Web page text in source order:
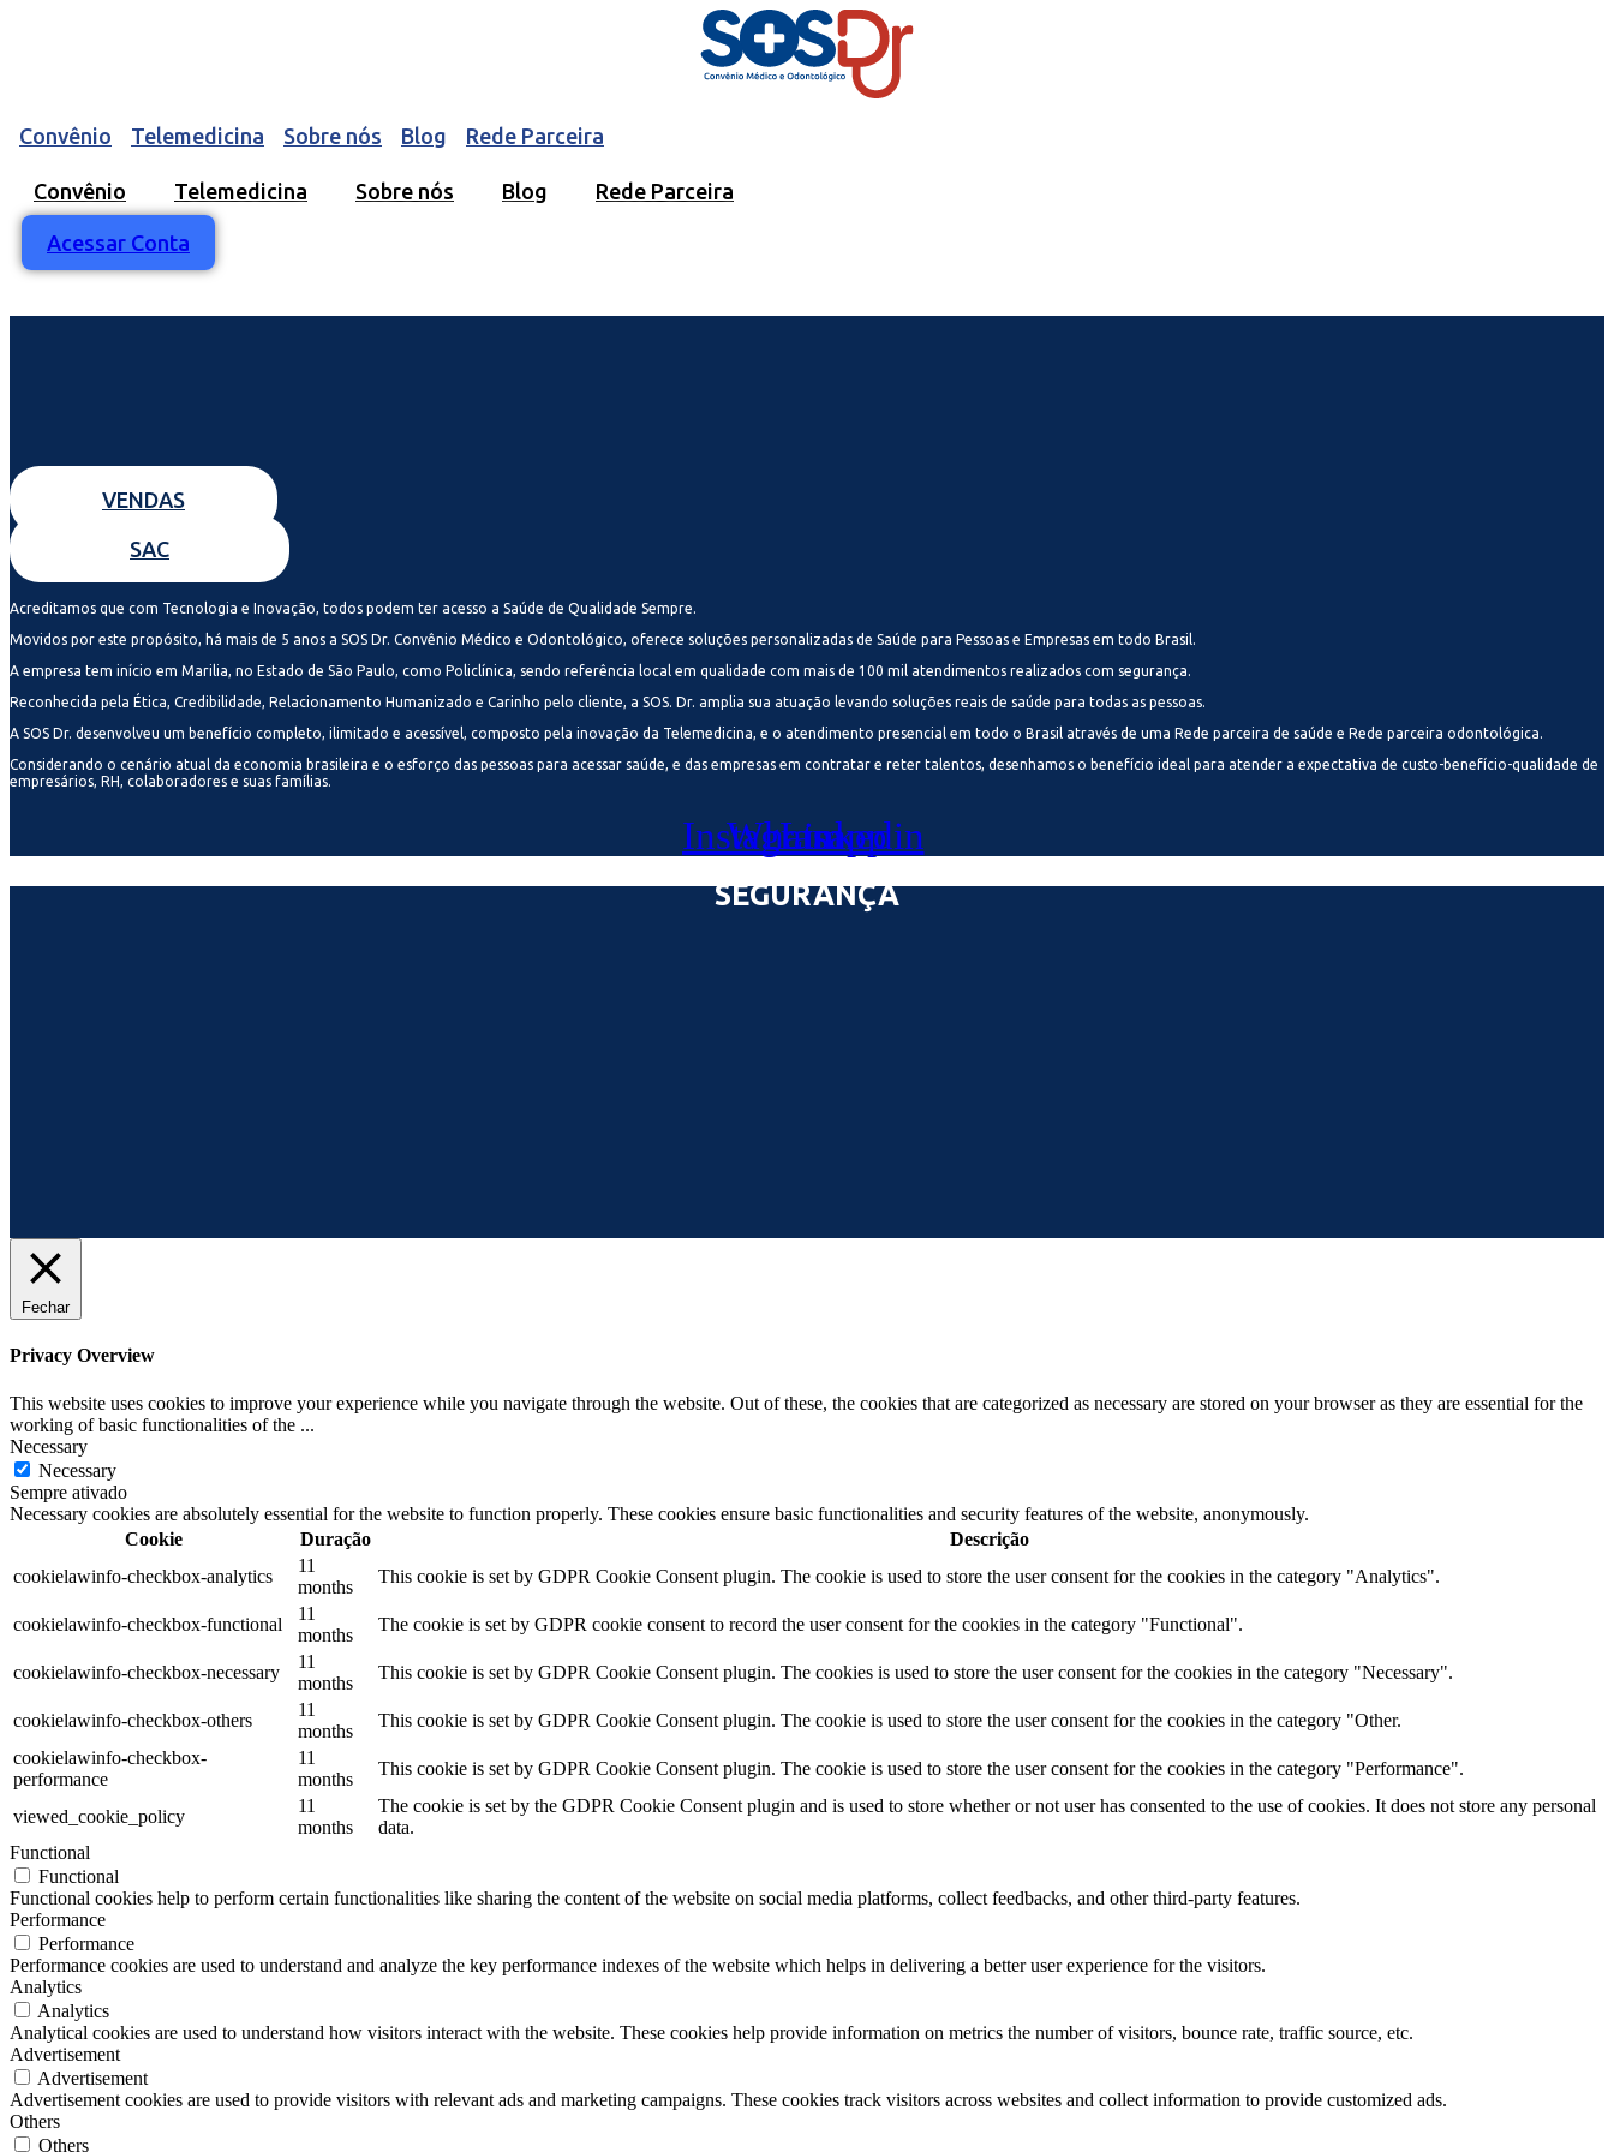
Convênio Telemedicina Sobre nós Blog Rede Parceira
Convênio Telemedicina Sobre nós Blog Rede Parceira
Acessar Conta
VENDAS
SAC
Acreditamos que com Tecnologia e Inovação, todos podem ter acesso a Saúde de Qualidade Sempre.
Movidos por este propósito, há mais de 5 anos a SOS Dr. Convênio Médico e Odontológico, oferece soluções personalizadas de Saúde para Pessoas e Empresas em todo Brasil.
A empresa tem início em Marilia, no Estado de São Paulo, como Policlínica, sendo referência local em qualidade com mais de 100 mil atendimentos realizados com segurança.
Reconhecida pela Ética, Credibilidade, Relacionamento Humanizado e Carinho pelo cliente, a SOS. Dr. amplia sua atuação levando soluções reais de saúde para todas as pessoas.
A SOS Dr. desenvolveu um benefício completo, ilimitado e acessível, composto pela inovação da Telemedicina, e o atendimento presencial em todo o Brasil através de uma Rede parceira de saúde e Rede parceira odontológica.
Considerando o cenário atual da economia brasileira e o esforço das pessoas para acessar saúde, e das empresas em contratar e reter talentos, desenhamos o benefício ideal para atender a expectativa de custo-benefício-qualidade de
empresários, RH, colaboradores e suas famílias.
Instagram
Whatsapp
Linkedin
SEGURANÇA
Fechar
Privacy Overview
This website uses cookies to improve your experience while you navigate through the website. Out of these, the cookies that are categorized as necessary are stored on your browser as they are essential for the
working of basic functionalities of the ...
Necessary
Necessary
Sempre ativado
Necessary cookies are absolutely essential for the website to function properly. These cookies ensure basic functionalities and security features of the website, anonymously.
Cookie
Duração
Descrição
cookielawinfo-checkbox-analytics
11
months
This cookie is set by GDPR Cookie Consent plugin. The cookie is used to store the user consent for the cookies in the category "Analytics".
cookielawinfo-checkbox-functional
11
months
The cookie is set by GDPR cookie consent to record the user consent for the cookies in the category "Functional".
cookielawinfo-checkbox-necessary
11
months
This cookie is set by GDPR Cookie Consent plugin. The cookies is used to store the user consent for the cookies in the category "Necessary".
cookielawinfo-checkbox-others
11
months
This cookie is set by GDPR Cookie Consent plugin. The cookie is used to store the user consent for the cookies in the category "Other.
cookielawinfo-checkbox-
performance
11
months
This cookie is set by GDPR Cookie Consent plugin. The cookie is used to store the user consent for the cookies in the category "Performance".
viewed_cookie_policy
11
months
The cookie is set by the GDPR Cookie Consent plugin and is used to store whether or not user has consented to the use of cookies. It does not store any personal
data.
Functional
Functional
Functional cookies help to perform certain functionalities like sharing the content of the website on social media platforms, collect feedbacks, and other third-party features.
Performance
Performance
Performance cookies are used to understand and analyze the key performance indexes of the website which helps in delivering a better user experience for the visitors.
Analytics
Analytics
Analytical cookies are used to understand how visitors interact with the website. These cookies help provide information on metrics the number of visitors, bounce rate, traffic source, etc.
Advertisement
Advertisement
Advertisement cookies are used to provide visitors with relevant ads and marketing campaigns. These cookies track visitors across websites and collect information to provide customized ads.
Others
Others